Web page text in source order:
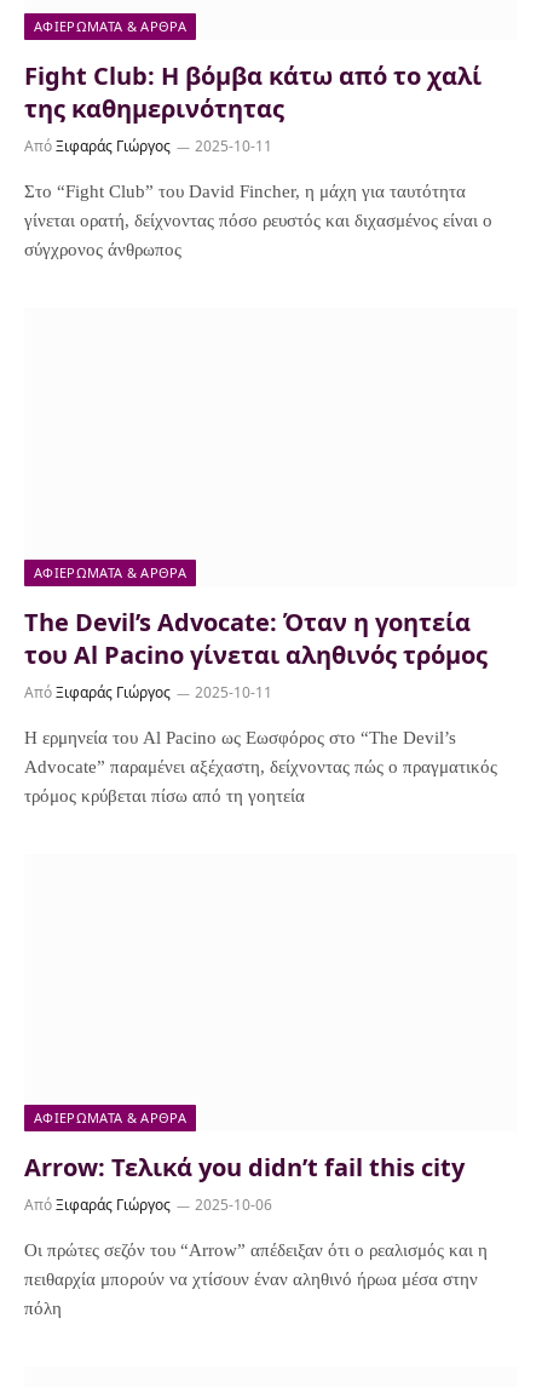
ΑΦΙΕΡΏΜΑΤΑ & ΆΡΘΡΑ
Fight Club: Η βόμβα κάτω από το χαλί
της καθημερινότητας
ΑπόΞιφαράς Γιώργος 2025-10-11
Στο “Fight Club” του David Fincher, η μάχη για ταυτότητα
γίνεται ορατή, δείχνοντας πόσο ρευστός και διχασμένος είναι ο
σύγχρονος άνθρωπος
ΑΦΙΕΡΏΜΑΤΑ & ΆΡΘΡΑ
The Devil’s Advocate: Όταν η γοητεία
του Al Pacino γίνεται αληθινός τρόμος
ΑπόΞιφαράς Γιώργος 2025-10-11
Η ερμηνεία του Al Pacino ως Εωσφόρος στο “The Devil’s
Advocate” παραμένει αξέχαστη, δείχνοντας πώς ο πραγματικός
τρόμος κρύβεται πίσω από τη γοητεία
ΑΦΙΕΡΏΜΑΤΑ & ΆΡΘΡΑ
Arrow: Τελικά you didn’t fail this city
ΑπόΞιφαράς Γιώργος 2025-10-06
Οι πρώτες σεζόν του “Arrow” απέδειξαν ότι ο ρεαλισμός και η
πειθαρχία μπορούν να χτίσουν έναν αληθινό ήρωα μέσα στην
πόλη